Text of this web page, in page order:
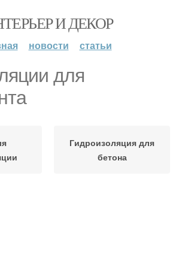
И ДЕКОР
новости статьи
для
Гидроизоляция для
бетона